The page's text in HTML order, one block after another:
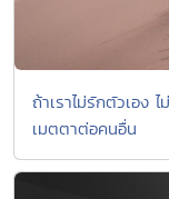
ถ้าเราไม่รักตัวเอง
เมตตาต่อคนอื่น